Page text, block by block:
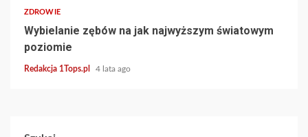
ZDROWIE
Wybielanie zębów na jak najwyższym światowym
poziomie
Redakcja 1Tops.pl 4 lata ago